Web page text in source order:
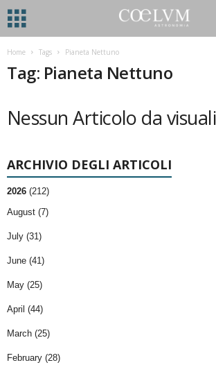
Home Tags Pianeta Nettuno
Tag: Pianeta Nettuno
Nessun Articolo da
ARCHIVIO DEGLI ARTICOLI
2026 (212)
August (7)
July (31)
June (41)
May (25)
April (44)
March (25)
February (28)